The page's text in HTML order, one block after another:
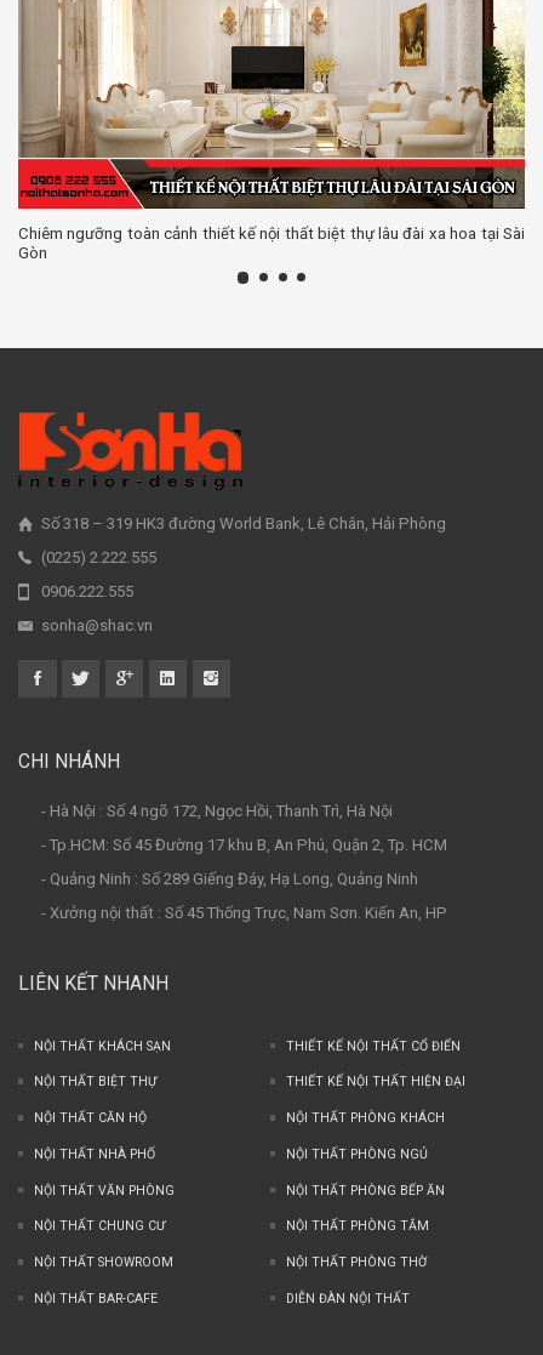
Chiêm ngưỡng toàn cảnh thiết kế nội thất biệt thự lâu đài xa hoa tại Sài
Gòn
Số 318 – 319 HK3 đường World Bank, Lê Chân, Hải Phòng
(0225) 2.222.555
0906.222.555
sonha@shac.vn
CHI NHÁNH
- Hà Nội : Số 4 ngõ 172, Ngọc Hồi, Thanh Trì, Hà Nội
- Tp.HCM: Số 45 Đường 17 khu B, An Phú, Quận 2, Tp. HCM
- Quảng Ninh : Số 289 Giếng Đáy, Hạ Long, Quảng Ninh
- Xưởng nội thất : Số 45 Thống Trực, Nam Sơn. Kiến An, HP
LIÊN KẾT NHANH
NỘI THẤT KHÁCH SẠN THIẾT KẾ NỘI THẤT CỔ ĐIỂN
NỘI THẤT BIỆT THỰ THIẾT KẾ NỘI THẤT HIỆN ĐẠI
NỘI THẤT CĂN HỘ NỘI THẤT PHÒNG KHÁCH
NỘI THẤT NHÀ PHỐ NỘI THẤT PHÒNG NGỦ
NỘI THẤT VĂN PHÒNG NỘI THẤT PHÒNG BẾP ĂN
NỘI THẤT CHUNG CƯ NỘI THẤT PHÒNG TẮM
NỘI THẤT SHOWROOM NỘI THẤT PHÒNG THỜ
NỘI THẤT BAR-CAFE DIỄN ĐÀN NỘI THẤT